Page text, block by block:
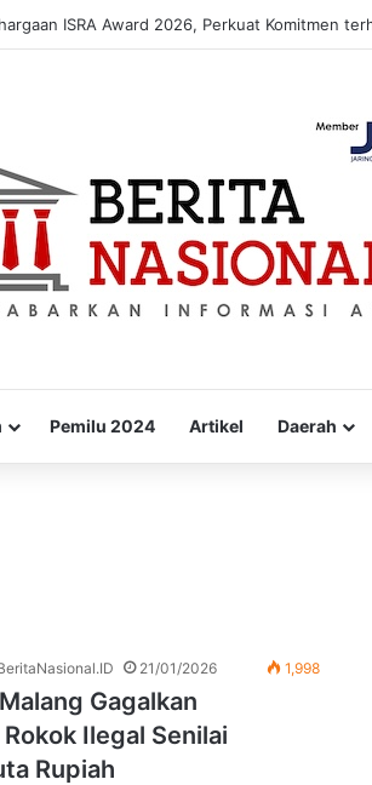
Peduli Kesehatan Jiwa hingga Pelosok Desa
Pemilu 2024 Artikel Daerah
21/01/2026 1,998
Gagalkan
Ilegal Senilai
Rupiah